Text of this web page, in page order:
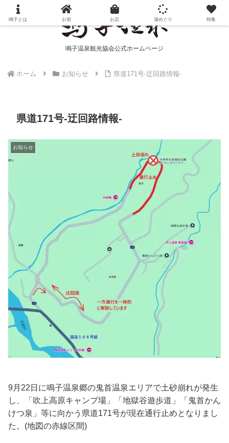
鳴子温泉観光協会公式ホームページ
ホーム お知らせ 県道171号-迂回路情報-
県道171号-迂回路情報-
お知らせ
9月22日に鳴子温泉郷の鬼首温泉エリアで土砂崩れが発生
し、「吹上高原キャンプ場」「地獄谷遊歩道」「鬼首かん
けつ泉」等に向かう県道171号が現在通行止めとなりまし
た。(地図の赤線区間)
鳴子とは お宿 お店 湯めぐり 特集